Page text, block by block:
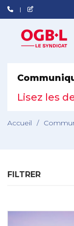
Lisez les
Accueil /
FILTRER